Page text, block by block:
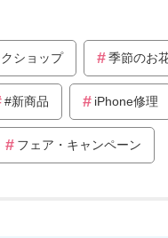
ショップ 季節のお
#新商品 iPhone修理
フェア・キャンペーン